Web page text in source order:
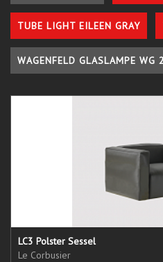
TUBE LIGHT EILEEN GRAY
WAGENFELD GLASLAMPE WG
LC3 Polster Sessel
Le Corbusier